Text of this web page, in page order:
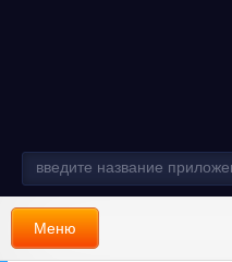
Меню